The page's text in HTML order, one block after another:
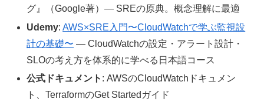
グ』（Google著）— SREの原典。概念理解に最適
Udemy:AWS×SRE入門〜CloudWatchで学ぶ監視設
計の基礎〜 — CloudWatchの設定・アラート設計・
SLOの考え方を体系的に学べる日本語コース
公式ドキュメント : AWSのCloudWatchドキュメン
ト、TerraformのGet Startedガイド